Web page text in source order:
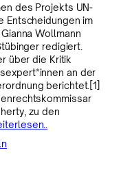
des Projekts UN-
Entscheidungen im
Wollmann
redigiert.
über die Kritik
an der
berichtet.[1]
zu den